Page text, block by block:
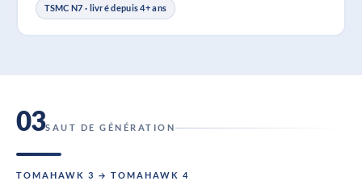
TSMC N7 · livré depuis 4+ ans
03SAUT DE GÉNÉRATION
TOMAHAWK 3 → TOMAHAWK 4